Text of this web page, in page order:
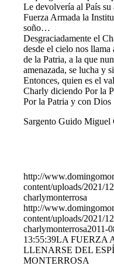
Le devolvería al País
Fuerza Armada la
soño…
Desgraciadamente el
desde el cielo nos
de la Patria, a la que
amenazada, se lucha y
Entonces, quien es el
Charly diciendo Por la
Por la Patria y con Dios
Sargento Guido Miguel
http://
content/uploads/2021/
charlymonterrosa
http://
content/uploads/2021/
charlymonterrosa2011-
13:55:39LA FUERZA
LLENARSE DEL
MONTERROSA